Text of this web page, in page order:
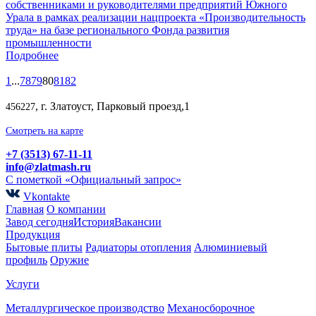
собственниками и руководителями предприятий Южного
Урала в рамках реализации нацпроекта «Производительность
труда» на базе регионального Фонда развития
промышленности
Подробнее
1 ...7879808182
456227, г. Златоуст, Парковый проезд,1
Смотреть на карте
+7 (3513) 67-11-11
info@zlatmash.ru
С пометкой «Официальный запрос»
Vkontakte
Главная О компании
Завод сегодняИсторияВакансии
Продукция
Бытовые плиты Радиаторы отопления Алюминиевый
профиль Оружие
Услуги
Металлургическое производство Механосборочное